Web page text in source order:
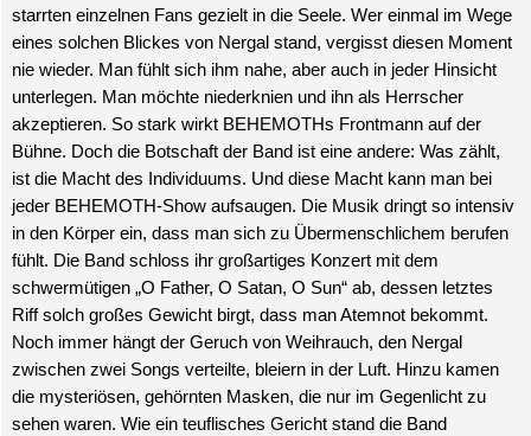
starrten einzelnen Fans gezielt in die Seele. Wer einmal im Wege
eines solchen Blickes von Nergal stand, vergisst diesen Moment
nie wieder. Man fühlt sich ihm nahe, aber auch in jeder Hinsicht
unterlegen. Man möchte niederknien und ihn als Herrscher
akzeptieren. So stark wirkt BEHEMOTHs Frontmann auf der
Bühne. Doch die Botschaft der Band ist eine andere: Was zählt,
ist die Macht des Individuums. Und diese Macht kann man bei
jeder BEHEMOTH-Show aufsaugen. Die Musik dringt so intensiv
in den Körper ein, dass man sich zu Übermenschlichem berufen
fühlt. Die Band schloss ihr großartiges Konzert mit dem
schwermütigen „O Father, O Satan, O Sun“ ab, dessen letztes
Riff solch großes Gewicht birgt, dass man Atemnot bekommt.
Noch immer hängt der Geruch von Weihrauch, den Nergal
zwischen zwei Songs verteilte, bleiern in der Luft. Hinzu kamen
die mysteriösen, gehörnten Masken, die nur im Gegenlicht zu
sehen waren. Wie ein teuflisches Gericht stand die Band